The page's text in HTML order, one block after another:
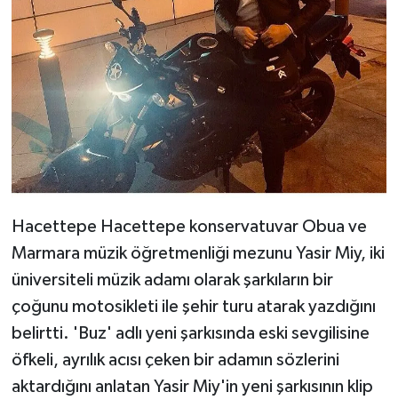
Hacettepe Hacettepe konservatuvar Obua ve
Marmara müzik öğretmenliği mezunu Yasir Miy, iki
üniversiteli müzik adamı olarak şarkıların bir
çoğunu motosikleti ile şehir turu atarak yazdığını
belirtti. 'Buz' adlı yeni şarkısında eski sevgilisine
öfkeli, ayrılık acısı çeken bir adamın sözlerini
aktardığını anlatan Yasir Miy'in yeni şarkısının klip